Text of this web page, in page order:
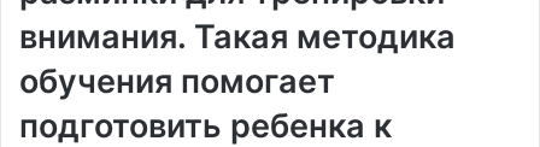
внимания. Такая методика
обучения помогает
подготовить ребенка к